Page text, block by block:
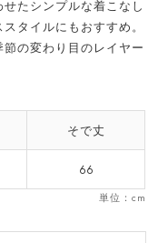
たシンプルな着こなし
タイルにもおすすめ。
の変わり目のレイヤー
そで丈
66
単位：cm